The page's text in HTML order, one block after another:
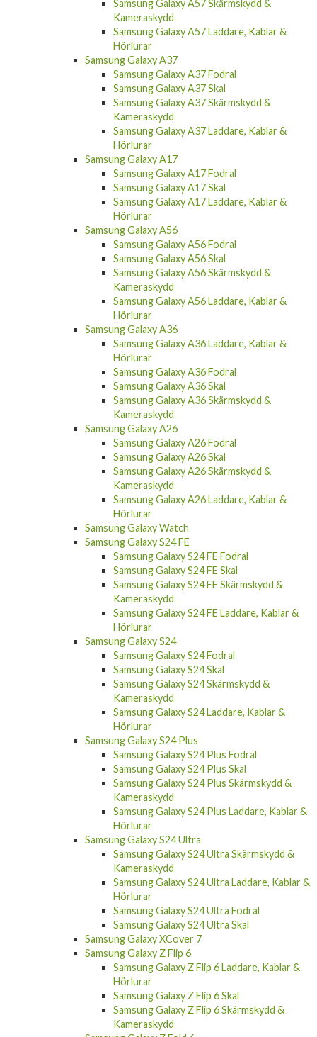
Samsung Galaxy A57 Skärmskydd &
Kameraskydd
Samsung Galaxy A57 Laddare, Kablar &
Hörlurar
Samsung Galaxy A37
Samsung Galaxy A37 Fodral
Samsung Galaxy A37 Skal
Samsung Galaxy A37 Skärmskydd &
Kameraskydd
Samsung Galaxy A37 Laddare, Kablar &
Hörlurar
Samsung Galaxy A17
Samsung Galaxy A17 Fodral
Samsung Galaxy A17 Skal
Samsung Galaxy A17 Laddare, Kablar &
Hörlurar
Samsung Galaxy A56
Samsung Galaxy A56 Fodral
Samsung Galaxy A56 Skal
Samsung Galaxy A56 Skärmskydd &
Kameraskydd
Samsung Galaxy A56 Laddare, Kablar &
Hörlurar
Samsung Galaxy A36
Samsung Galaxy A36 Laddare, Kablar &
Hörlurar
Samsung Galaxy A36 Fodral
Samsung Galaxy A36 Skal
Samsung Galaxy A36 Skärmskydd &
Kameraskydd
Samsung Galaxy A26
Samsung Galaxy A26 Fodral
Samsung Galaxy A26 Skal
Samsung Galaxy A26 Skärmskydd &
Kameraskydd
Samsung Galaxy A26 Laddare, Kablar &
Hörlurar
Samsung Galaxy Watch
Samsung Galaxy S24 FE
Samsung Galaxy S24 FE Fodral
Samsung Galaxy S24 FE Skal
Samsung Galaxy S24 FE Skärmskydd &
Kameraskydd
Samsung Galaxy S24 FE Laddare, Kablar &
Hörlurar
Samsung Galaxy S24
Samsung Galaxy S24 Fodral
Samsung Galaxy S24 Skal
Samsung Galaxy S24 Skärmskydd &
Kameraskydd
Samsung Galaxy S24 Laddare, Kablar &
Hörlurar
Samsung Galaxy S24 Plus
Samsung Galaxy S24 Plus Fodral
Samsung Galaxy S24 Plus Skal
Samsung Galaxy S24 Plus Skärmskydd &
Kameraskydd
Samsung Galaxy S24 Plus Laddare, Kablar &
Hörlurar
Samsung Galaxy S24 Ultra
Samsung Galaxy S24 Ultra Skärmskydd &
Kameraskydd
Samsung Galaxy S24 Ultra Laddare, Kablar &
Hörlurar
Samsung Galaxy S24 Ultra Fodral
Samsung Galaxy S24 Ultra Skal
Samsung Galaxy XCover 7
Samsung Galaxy Z Flip 6
Samsung Galaxy Z Flip 6 Laddare, Kablar &
Hörlurar
Samsung Galaxy Z Flip 6 Skal
Samsung Galaxy Z Flip 6 Skärmskydd &
Kameraskydd